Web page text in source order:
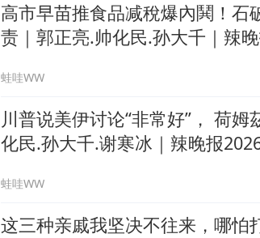
高市早苗推食品减稅爆內鬨！石
责｜郭正亮.帅化民.孙大千｜辣
蛙哇WW
川普说美伊讨论“非常好”， 荷
化民.孙大千.谢寒冰｜辣晚报
蛙哇WW
这三种亲戚我坚决不往来，哪怕